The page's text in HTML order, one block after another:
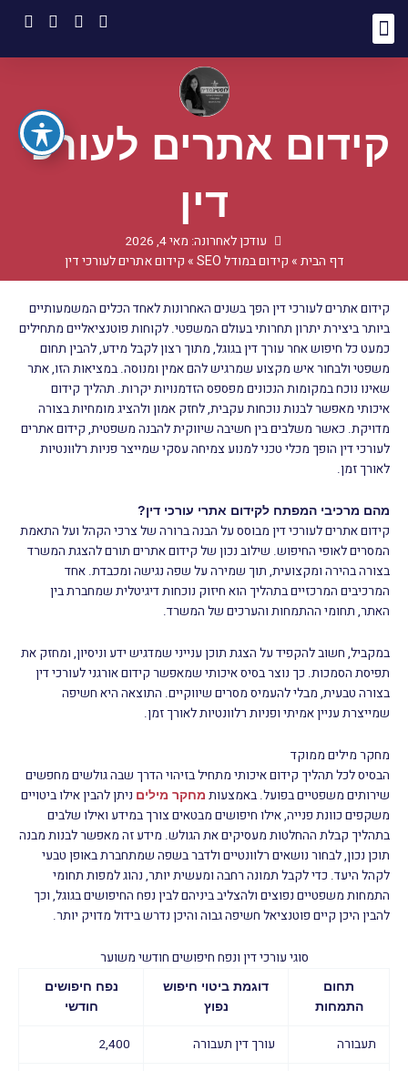
קידום אתרים לעורכי
דין
עודכן לאחרונה: מאי 4, 2026
דף הבית» קידום במודל SEO » קידום אתרים לעורכי דין
קידום אתרים לעורכי דין הפך בשנים האחרונות לאחד הכלים המשמעותיים
ביותר ביצירת יתרון תחרותי בעולם המשפטי. לקוחות פוטנציאליים מתחילים
כמעט כל חיפוש אחר עורך דין בגוגל, מתוך רצון לקבל מידע, להבין תחום
משפטי ולבחור איש מקצוע שמרגיש להם אמין ומנוסה. במציאות הזו, אתר
שאינו נוכח במקומות הנכונים מפספס הזדמנויות יקרות. תהליך קידום
איכותי מאפשר לבנות נוכחות עקבית, לחזק אמון ולהציג מומחיות בצורה
מדויקת. כאשר משלבים בין חשיבה שיווקית להבנה משפטית, קידום אתרים
לעורכי דין הופך מכלי טכני למנוע צמיחה עסקי שמייצר פניות רלוונטיות
לאורך זמן.
מהם מרכיבי המפתח לקידום אתרי עורכי דין?
קידום אתרים לעורכי דין מבוסס על הבנה ברורה של צרכי הקהל ועל התאמת
המסרים לאופי החיפוש. שילוב נכון של קידום אתרים תורם להצגת המשרד
בצורה בהירה ומקצועית, תוך שמירה על שפה נגישה ומכבדת. אחד
המרכיבים המרכזיים בתהליך הוא חיזוק נוכחות דיגיטלית שמחברת בין
האתר, תחומי ההתמחות והערכים של המשרד.
במקביל, חשוב להקפיד על הצגת תוכן ענייני שמדגיש ידע וניסיון, ומחזק את
תפיסת הסמכות. כך נוצר בסיס איכותי שמאפשר קידום אורגני לעורכי דין
בצורה טבעית, מבלי להעמיס מסרים שיווקיים. התוצאה היא חשיפה
שמייצרת עניין אמיתי ופניות רלוונטיות לאורך זמן.
מחקר מילים ממוקד
הבסיס לכל תהליך קידום איכותי מתחיל בזיהוי הדרך שבה גולשים מחפשים
שירותים משפטיים בפועל. באמצעות מחקר מילים ניתן להבין אילו ביטויים
משקפים כוונת פנייה, אילו חיפושים מבטאים צורך במידע ואילו שלבים
בתהליך קבלת ההחלטות מעסיקים את הגולש. מידע זה מאפשר לבנות מבנה
תוכן נכון, לבחור נושאים רלוונטיים ולדבר בשפה שמתחברת באופן טבעי
לקהל היעד. כדי לקבל תמונה רחבה ומעשית יותר, נהוג למפות תחומי
התמחות משפטיים נפוצים ולהצליב ביניהם לבין נפח החיפושים בגוגל, וכך
להבין היכן קיים פוטנציאל חשיפה גבוה והיכן נדרש בידול מדויק יותר.
סוגי עורכי דין ונפח חיפושים חודשי משוער
תחום
התמחות
דוגמת ביטוי חיפוש
נפוץ
נפח חיפושים
חודשי
תעבורה עורך דין תעבורה 2,400